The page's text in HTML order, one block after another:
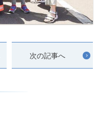
次の記事へ